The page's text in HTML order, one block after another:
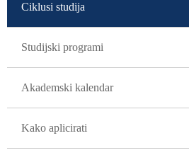
Ciklusi studija
Studijski programi
Akademski kalendar
Kako aplicirati